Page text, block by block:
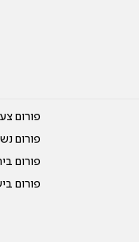
פורום
פורום
פורום
פורום